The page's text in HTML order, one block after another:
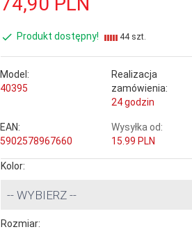
Produkt dostępny! 44 szt.
Model:
40395
Realizacja
zamówienia:
24 godzin
EAN:
5902578967660
Wysyłka od:
15.99 PLN
Kolor:
-- WYBIERZ --
Rozmiar: